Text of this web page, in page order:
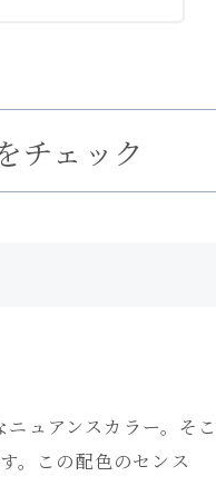
チェック
ュアンスカラー。そこ
。この配色のセンス